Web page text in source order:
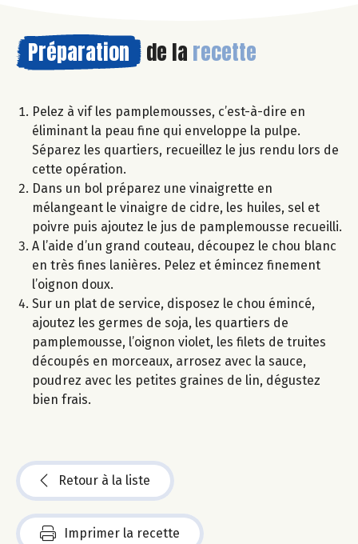
Préparation de la recette
Pelez à vif les pamplemousses, c’est-à-dire en
éliminant la peau fine qui enveloppe la pulpe.
Séparez les quartiers, recueillez le jus rendu lors de
cette opération.
Dans un bol préparez une vinaigrette en
mélangeant le vinaigre de cidre, les huiles, sel et
poivre puis ajoutez le jus de pamplemousse recueilli.
A l’aide d’un grand couteau, découpez le chou blanc
en très fines lanières. Pelez et émincez finement
l’oignon doux.
Sur un plat de service, disposez le chou émincé,
ajoutez les germes de soja, les quartiers de
pamplemousse, l’oignon violet, les filets de truites
découpés en morceaux, arrosez avec la sauce,
poudrez avec les petites graines de lin, dégustez
bien frais.
Retour à la liste
Imprimer la recette